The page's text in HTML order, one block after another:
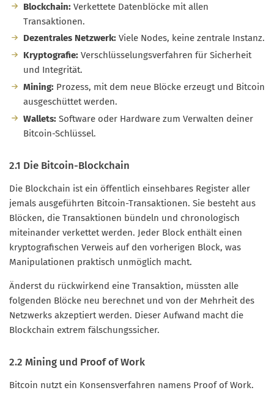
Blockchain: Verkettete Datenblöcke mit allen
Transaktionen.
Dezentrales Netzwerk: Viele Nodes, keine zentrale Instanz.
Kryptografie: Verschlüsselungsverfahren für Sicherheit
und Integrität.
Mining: Prozess, mit dem neue Blöcke erzeugt und Bitcoin
ausgeschüttet werden.
Wallets: Software oder Hardware zum Verwalten deiner
Bitcoin-Schlüssel.
2.1 Die Bitcoin-Blockchain
Die Blockchain ist ein öffentlich einsehbares Register aller
jemals ausgeführten Bitcoin-Transaktionen. Sie besteht aus
Blöcken, die Transaktionen bündeln und chronologisch
miteinander verkettet werden. Jeder Block enthält einen
kryptografischen Verweis auf den vorherigen Block, was
Manipulationen praktisch unmöglich macht.
Änderst du rückwirkend eine Transaktion, müssten alle
folgenden Blöcke neu berechnet und von der Mehrheit des
Netzwerks akzeptiert werden. Dieser Aufwand macht die
Blockchain extrem fälschungssicher.
2.2 Mining und Proof of Work
Bitcoin nutzt ein Konsensverfahren namens Proof of Work.